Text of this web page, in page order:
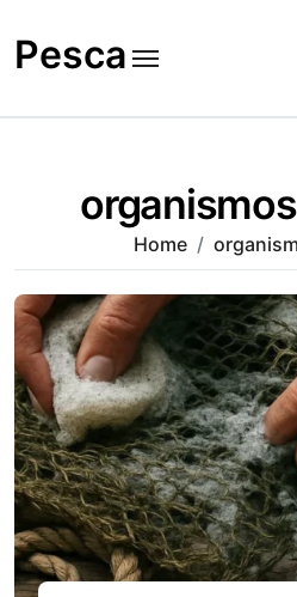
to
content
Pesca
Home